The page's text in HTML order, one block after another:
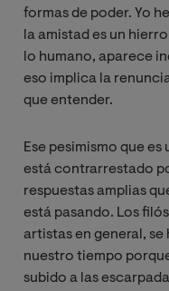
formas de poder. Yo
la amistad es un
lo humano, aparece
eso implica la
que entender.
Ese pesimismo que
está contrarrestado
respuestas amplias
está pasando. Los
artistas en general,
nuestro tiempo
subido a las